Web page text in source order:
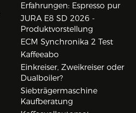
Erfahrungen: Espresso pur
JURA E8 SD 2026 -
Produktvorstellung
ECM Synchronika 2 Test
Kaffeeabo
Einkreiser, Zweikreiser oder
Dualboiler?
Siebträgermaschine
Kaufberatung